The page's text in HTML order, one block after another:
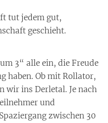
tut jedem gut,
geschieht.
3“ alle ein, die Freude
haben. Ob mit Rollator,
wir ins Derletal. Je nach
und
zwischen 30